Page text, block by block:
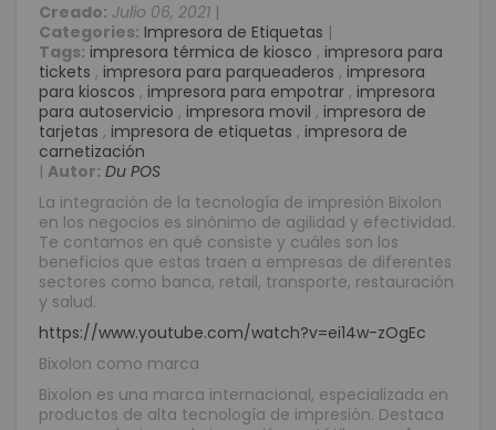
Creado: Julio 06, 2021 |
Categories: Impresora de Etiquetas |
Tags: impresora térmica de kiosco , impresora para
tickets , impresora para parqueaderos , impresora
para kioscos , impresora para empotrar , impresora
para autoservicio , impresora movil , impresora de
tarjetas , impresora de etiquetas , impresora de
carnetización
| Autor: Du POS
La integración de la tecnología de impresión Bixolon
en los negocios es sinónimo de agilidad y efectividad.
Te contamos en qué consiste y cuáles son los
beneficios que estas traen a empresas de diferentes
sectores como banca, retail, transporte, restauración
y salud.
https://www.youtube.com/watch?v=ei14w-zOgEc
Bixolon como marca
Bixolon es una marca internacional, especializada en
productos de alta tecnología de impresión. Destaca